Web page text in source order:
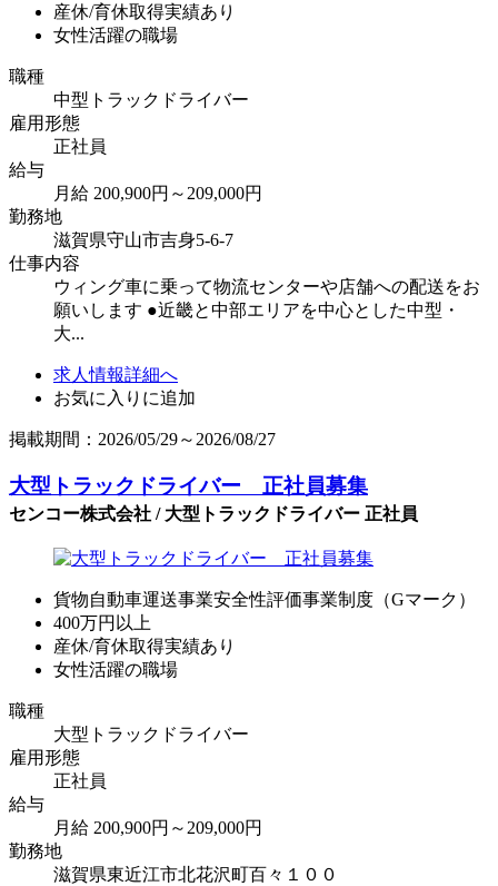
産休/育休取得実績あり
女性活躍の職場
職種
中型トラックドライバー
雇用形態
正社員
給与
月給 200,900円～209,000円
勤務地
滋賀県守山市吉身5-6-7
仕事内容
ウィング車に乗って物流センターや店舗への配送をお
願いします ●近畿と中部エリアを中心とした中型・
大...
求人情報詳細へ
お気に入りに追加
掲載期間：2026/05/29～2026/08/27
大型トラックドライバー 正社員募集
センコー株式会社 / 大型トラックドライバー 正社員
貨物自動車運送事業安全性評価事業制度（Gマーク）
400万円以上
産休/育休取得実績あり
女性活躍の職場
職種
大型トラックドライバー
雇用形態
正社員
給与
月給 200,900円～209,000円
勤務地
滋賀県東近江市北花沢町百々１００